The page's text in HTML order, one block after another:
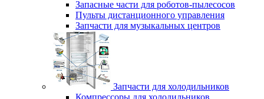
Запасные части для роботов-пылесосов
Пульты дистанционного управления
Запчасти для музыкальных центров
Запчасти для холодильников
Компрессоры для холодильников